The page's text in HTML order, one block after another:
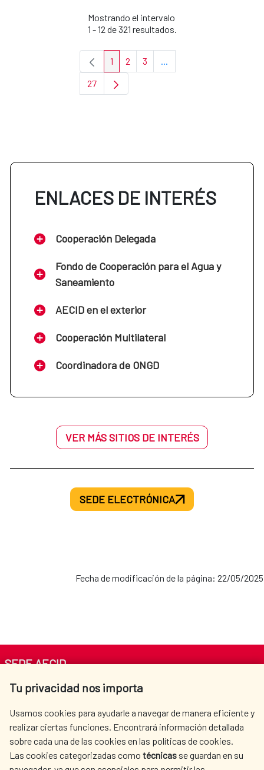
Mostrando el intervalo
1 - 12 de 321 resultados.
Página
1 Página
2 Página
3 ...Páginas intermedias
Página
27
ENLACES DE INTERÉS
Cooperación Delegada
Fondo de Cooperación para el Agua y
Saneamiento
AECID en el exterior
Cooperación Multilateral
Coordinadora de ONGD
VER MÁS SITIOS DE INTERÉS
SEDE ELECTRÓNICA
Fecha de modificación de la página: 22/05/2025
Tu privacidad nos importa
Usamos cookies para ayudarle a navegar de manera eficiente y
realizar ciertas funciones. Encontrará información detallada
sobre cada una de las cookies en las políticas de cookies.
Las cookies categorizadas como técnicas se guardan en su
SEDE AECID
Av. Reyes Católicos 4 - 28040 Madrid
centro.informacion@aecid.es
LA AECID DÓNDE COOPERAMOS